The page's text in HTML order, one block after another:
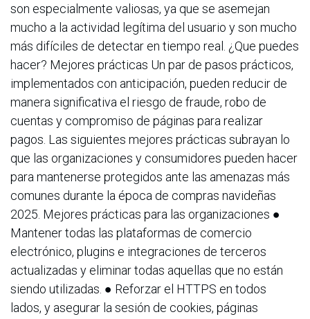
son especialmente valiosas, ya que se asemejan
mucho a la actividad legítima del usuario y son mucho
más difíciles de detectar en tiempo real. ¿Que puedes
hacer? Mejores prácticas Un par de pasos prácticos,
implementados con anticipación, pueden reducir de
manera significativa el riesgo de fraude, robo de
cuentas y compromiso de páginas para realizar
pagos. Las siguientes mejores prácticas subrayan lo
que las organizaciones y consumidores pueden hacer
para mantenerse protegidos ante las amenazas más
comunes durante la época de compras navideñas
2025. Mejores prácticas para las organizaciones ●
Mantener todas las plataformas de comercio
electrónico, plugins e integraciones de terceros
actualizadas y eliminar todas aquellas que no están
siendo utilizadas. ● Reforzar el HTTPS en todos
lados, y asegurar la sesión de cookies, páginas